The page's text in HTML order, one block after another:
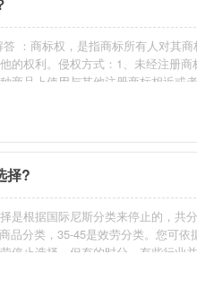
：商标权，是指商标所有人对其商
的权利。侵权方式：1、未经注册商
商品上使用与其他注册商标相近或
是假冒注册商标的商品。3、伪造、
识或者销售伪造、擅自制造的注册商
权造成其他损害。
择?
是根据国际尼斯分类来停止的，共
品分类，35-45是效劳分类。您可依
停止选择。但有的时分，有些行业
，而且也无法由一个分类就完整包含
别的状况，对这样的行业要特别留意